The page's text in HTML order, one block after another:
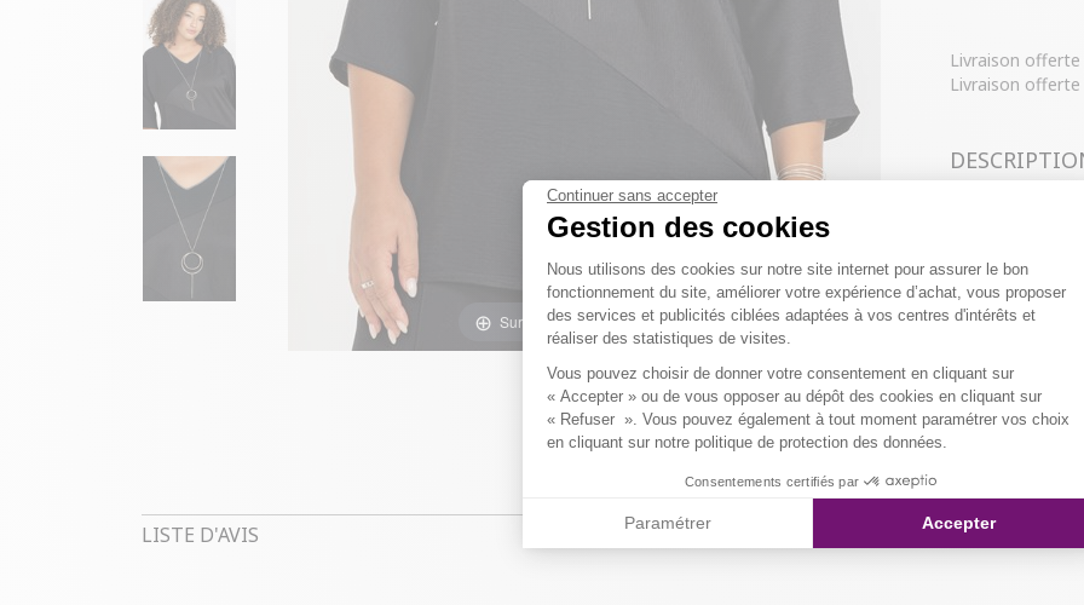
Continuer sans accepter
Gestion des cookies
Plateforme de Gestion du
Nous utilisons des cookies sur notre site internet pour assurer le bon
fonctionnement du site, améliorer votre expérience d’achat, vous proposer
des services et publicités ciblées adaptées à vos centres d'intérêts et
réaliser des statistiques de visites.
Vous pouvez choisir de donner votre consentement en cliquant sur
« Accepter » ou de vous opposer au dépôt des cookies en cliquant sur
« Refuser ». Vous pouvez également à tout moment paramétrer vos choix
en cliquant sur notre politique de protection des données.
Consentements certifiés par
Paramétrer Accepter
Survoler l'image pour zoomer
Livraison offerte
Livraison
T-shirt uni
Coupe droite
argenté en
pendante.
empiècement
poitrine et
Couture
Notre
Tissu principal
Tissu
Composition
LIVRAISON
NOS
Livraison
Colissimo
Qualités et
LISTE D'AVIS